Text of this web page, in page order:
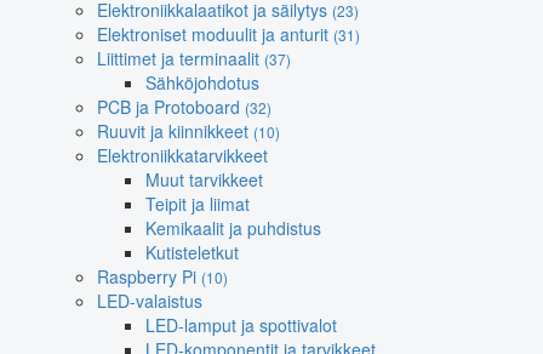
Elektroniikkalaatikot ja säilytys (23)
Elektroniset moduulit ja anturit (31)
Liittimet ja terminaalit (37)
Sähköjohdotus
PCB ja Protoboard (32)
Ruuvit ja kiinnikkeet (10)
Elektroniikkatarvikkeet
Muut tarvikkeet
Teipit ja liimat
Kemikaalit ja puhdistus
Kutisteletkut
Raspberry Pi (10)
LED-valaistus
LED-lamput ja spottivalot